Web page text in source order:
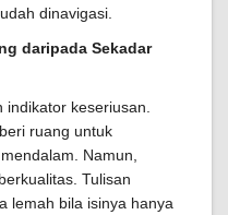
dinavigasi.
daripada Sekadar
indikator keseriusan.
ruang untuk
Namun,
Tulisan
lemah bila isinya hanya